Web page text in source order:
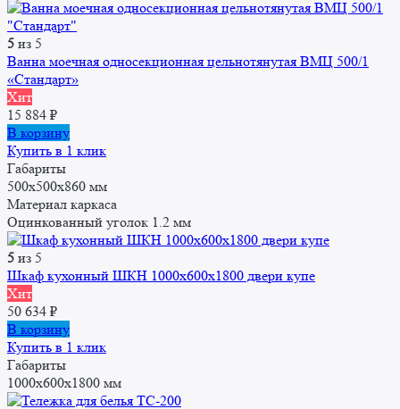
5 из 5
Ванна моечная односекционная цельнотянутая ВМЦ 500/1
«Стандарт»
Хит
15 884 ₽
В корзину
Купить в 1 клик
Габариты
500x500x860 мм
Материал каркаса
Оцинкованный уголок 1.2 мм
5 из 5
Шкаф кухонный ШКН 1000x600x1800 двери купе
Хит
50 634 ₽
В корзину
Купить в 1 клик
Габариты
1000x600x1800 мм